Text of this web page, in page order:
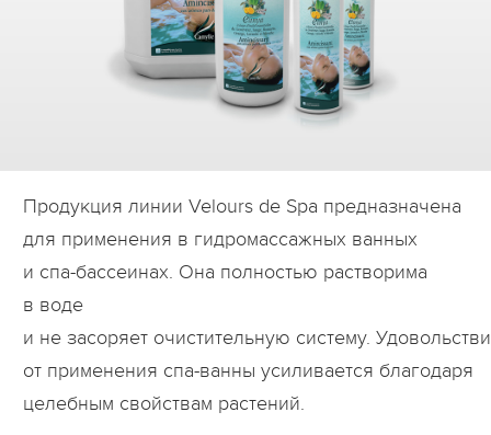
Продукция линии Velours de Spa предназначена
для применения в гидромассажных ванных
и спа-бассеинах. Она полностью растворима
в воде
и не засоряет очистительную систему.
от применения спа-ванны усиливается благодаря
целебным свойствам растений.